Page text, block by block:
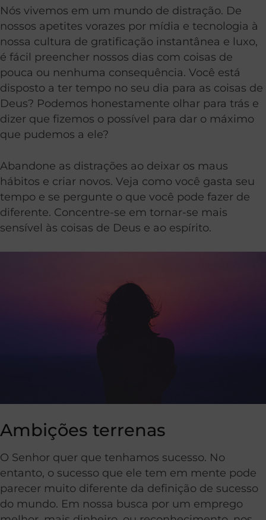
Nós vivemos em um mundo de distração. De
nossos apetites vorazes por mídia e tecnologia à
nossa cultura de gratificação instantânea e luxo,
é fácil preencher nossos dias com coisas de
pouca ou nenhuma consequência. Você está
disposto a ter tempo no seu dia para as coisas de
Deus? Podemos honestamente olhar para trás e
dizer que fizemos o possível para dar o máximo
que pudemos a ele?
Abandone as distrações ao deixar os maus
hábitos e criar novos. Veja como você gasta seu
tempo e se pergunte o que você pode fazer de
diferente. Concentre-se em tornar-se mais
sensível às coisas de Deus e ao espírito.
Ambições terrenas
O Senhor quer que tenhamos sucesso. No
entanto, o sucesso que ele tem em mente pode
parecer muito diferente da definição de sucesso
do mundo. Em nossa busca por um emprego